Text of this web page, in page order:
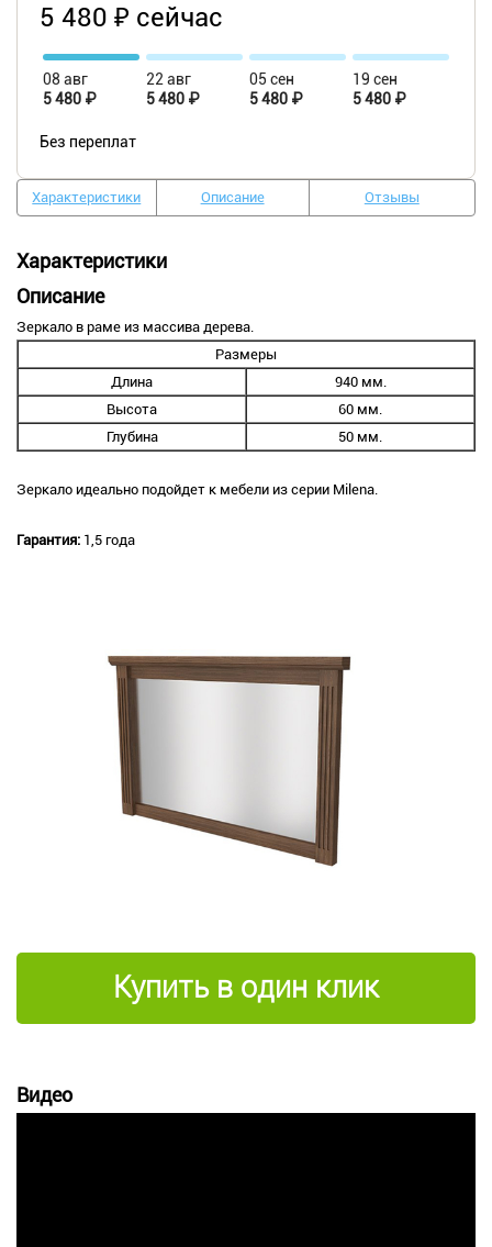
5 480 ₽ сейчас
08 авг
5 480 ₽
22 авг
5 480 ₽
05 сен
5 480 ₽
19 сен
5 480 ₽
Без переплат
Характеристики Описание Отзывы
Характеристики
Описание
Зеркало в раме из массива дерева.
Размеры
Длина
940 мм.
Высота
60 мм.
Глубина
50 мм.
Зеркало идеально подойдет к мебели из серии Milena.
Гарантия: 1,5 года
Купить в один клик
Видео